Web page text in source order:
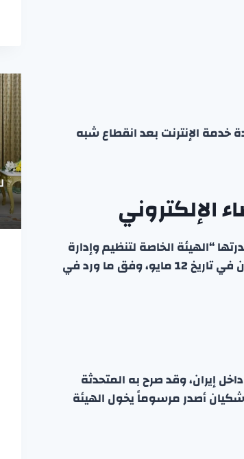
خدمة الإنترنت بعد انقطاع شبه
الإلكتروني
“الهيئة الخاصة لتنظيم وإدارة
الفضاء الإلكتروني للبلاد”. هذه الهيئة تأسست على يد الرئيس مسعود بيزشكيان في تاريخ 12 مايو، وفق ما ورد في
إيران، وقد صرح به المتحدثة
أصدر مرسوماً يخول الهيئة